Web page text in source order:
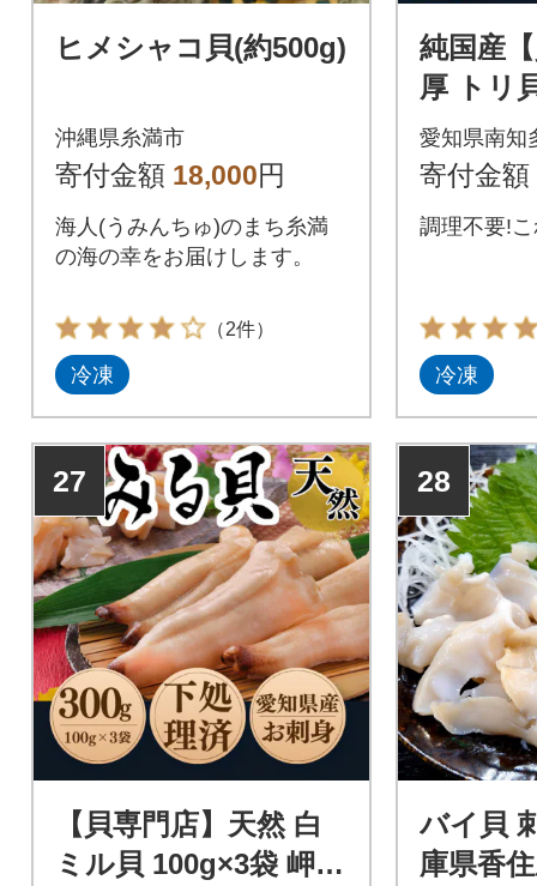
ヒメシャコ貝(約500g)
沖縄県糸満市
寄付金額 18,000円
海人(うみんちゅ)のまち糸満
の海の幸をお届けします。
（2件）
冷凍
純国産
厚 トリ
枚入り
より
愛知県南知
寄付金額
調理不要!
冷凍
27
【貝専門店】天然 白
ミル貝 100g×3袋 岬だ
28
バイ貝
庫県香